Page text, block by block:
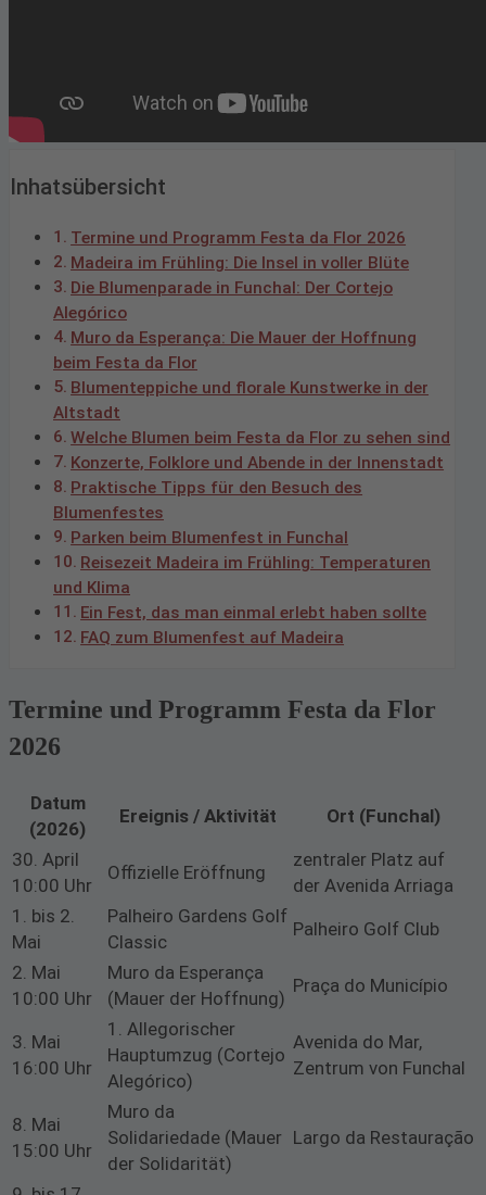
Inhatsübersicht
Termine und Programm Festa da Flor 2026
Madeira im Frühling: Die Insel in voller Blüte
Die Blumenparade in Funchal: Der Cortejo
Alegórico
Muro da Esperança: Die Mauer der Hoffnung
beim Festa da Flor
Blumenteppiche und florale Kunstwerke in der
Altstadt
Welche Blumen beim Festa da Flor zu sehen sind
Konzerte, Folklore und Abende in der Innenstadt
Praktische Tipps für den Besuch des
Blumenfestes
Parken beim Blumenfest in Funchal
Reisezeit Madeira im Frühling: Temperaturen
und Klima
Ein Fest, das man einmal erlebt haben sollte
FAQ zum Blumenfest auf Madeira
Termine und Programm Festa da Flor
2026
Datum
(2026)
Ereignis / Aktivität
Ort (Funchal)
30. April
10:00 Uhr
Offizielle Eröffnung
zentraler Platz auf
der Avenida Arriaga
1. bis 2.
Mai
Palheiro Gardens Golf
Classic
Palheiro Golf Club
2. Mai
10:00 Uhr
Muro da Esperança
(Mauer der Hoffnung)
Praça do Município
3. Mai
16:00 Uhr
1. Allegorischer
Hauptumzug (Cortejo
Alegórico)
Avenida do Mar,
Zentrum von Funchal
8. Mai
15:00 Uhr
Muro da
Solidariedade (Mauer
der Solidarität)
Largo da Restauração